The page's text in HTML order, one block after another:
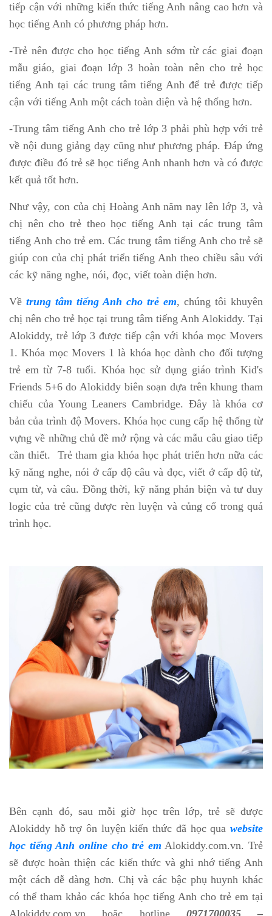
tiếp cận với những kiến thức tiếng Anh nâng cao hơn và
học tiếng Anh có phương pháp hơn.
-Trẻ nên được cho học tiếng Anh sớm từ các giai đoạn
mẫu giáo, giai đoạn lớp 3 hoàn toàn nên cho trẻ học
tiếng Anh tại các trung tâm tiếng Anh để trẻ được tiếp
cận với tiếng Anh một cách toàn diện và hệ thống hơn.
-Trung tâm tiếng Anh cho trẻ lớp 3 phải phù hợp với trẻ
về nội dung giảng dạy cũng như phương pháp. Đáp ứng
được điều đó trẻ sẽ học tiếng Anh nhanh hơn và có được
kết quả tốt hơn.
Như vậy, con của chị Hoàng Anh năm nay lên lớp 3, và
chị nên cho trẻ theo học tiếng Anh tại các trung tâm
tiếng Anh cho trẻ em. Các trung tâm tiếng Anh cho trẻ sẽ
giúp con của chị phát triển tiếng Anh theo chiều sâu với
các kỹ năng nghe, nói, đọc, viết toàn diện hơn.
Về trung tâm tiếng Anh cho trẻ em, chúng tôi khuyên
chị nên cho trẻ học tại trung tâm tiếng Anh Alokiddy. Tại
Alokiddy, trẻ lớp 3 được tiếp cận với khóa mọc Movers
1. Khóa mọc Movers 1 là khóa học dành cho đối tượng
trẻ em từ 7-8 tuổi. Khóa học sử dụng giáo trình Kid's
Friends 5+6 do Alokiddy biên soạn dựa trên khung tham
chiếu của Young Leaners Cambridge. Đây là khóa cơ
bản của trình độ Movers. Khóa học cung cấp hệ thống từ
vựng về những chủ đề mở rộng và các mẫu câu giao tiếp
cần thiết. Trẻ tham gia khóa học phát triển hơn nữa các
kỹ năng nghe, nói ở cấp độ câu và đọc, viết ở cấp độ từ,
cụm từ, và câu. Đồng thời, kỹ năng phản biện và tư duy
logic của trẻ cũng được rèn luyện và củng cố trong quá
trình học.
Bên cạnh đó, sau mỗi giờ học trên lớp, trẻ sẽ được
Alokiddy hỗ trợ ôn luyện kiến thức đã học qua website
học tiếng Anh online cho trẻ em Alokiddy.com.vn. Trẻ
sẽ được hoàn thiện các kiến thức và ghi nhớ tiếng Anh
một cách dễ dàng hơn. Chị và các bậc phụ huynh khác
có thể tham khảo các khóa học tiếng Anh cho trẻ em tại